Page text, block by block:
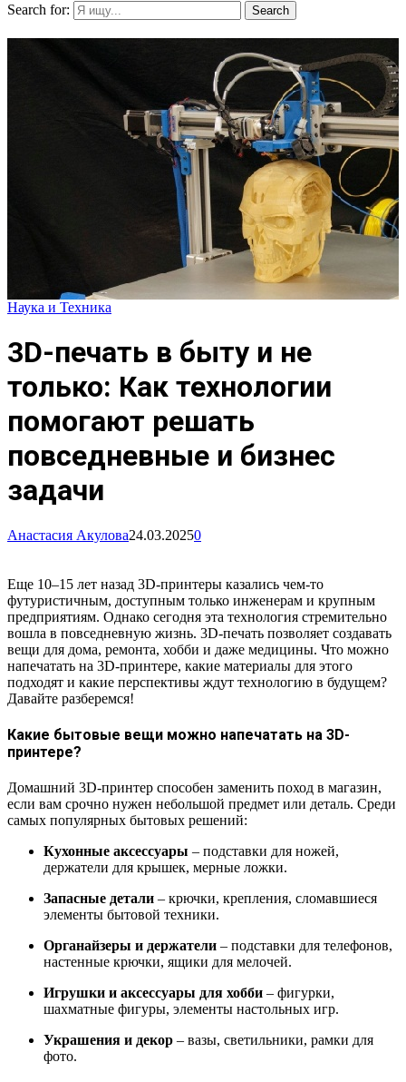
Search for: Search
Наука и Техника
3D-печать в быту и не
только: Как технологии
помогают решать
повседневные и бизнес
задачи
Анастасия Акулова24.03.20250
Еще 10–15 лет назад 3D-принтеры казались чем-то
футуристичным, доступным только инженерам и крупным
предприятиям. Однако сегодня эта технология стремительно
вошла в повседневную жизнь. 3D-печать позволяет создавать
вещи для дома, ремонта, хобби и даже медицины. Что можно
напечатать на 3D-принтере, какие материалы для этого
подходят и какие перспективы ждут технологию в будущем?
Давайте разберемся!
Какие бытовые вещи можно напечатать на 3D-
принтере?
Домашний 3D-принтер способен заменить поход в магазин,
если вам срочно нужен небольшой предмет или деталь. Среди
самых популярных бытовых решений:
Кухонные аксессуары – подставки для ножей,
держатели для крышек, мерные ложки.
Запасные детали – крючки, крепления, сломавшиеся
элементы бытовой техники.
Органайзеры и держатели – подставки для телефонов,
настенные крючки, ящики для мелочей.
Игрушки и аксессуары для хобби – фигурки,
шахматные фигуры, элементы настольных игр.
Украшения и декор – вазы, светильники, рамки для
фото.